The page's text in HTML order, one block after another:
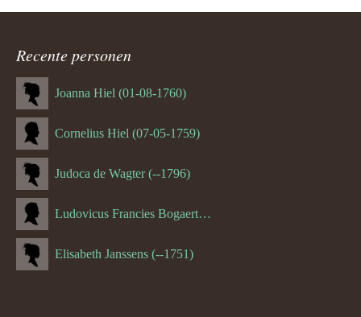
Recente personen
Joanna Hiel (01-08-1760)
Cornelius Hiel (07-05-1759)
Judoca de Wagter (--1796)
Ludovicus Francies Bogaert (--1825)
Elisabeth Janssens (--1751)